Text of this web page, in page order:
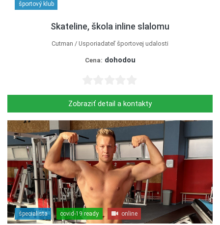
športový klub
Skateline, škola inline slalomu
Cutman Usporiadateľ športovej udalosti
Cena: dohodou
Zobraziť detail a kontakty
špecialista covid-19 ready online